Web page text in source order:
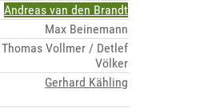
Andreas van den Brandt
Max Beinemann
Thomas Vollmer / Detlef
Völker
Gerhard Kähling